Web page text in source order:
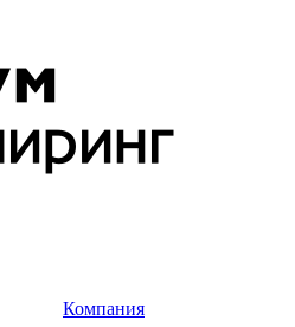
Компания